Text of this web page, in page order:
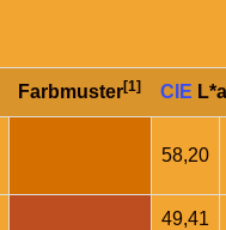
Farbmuster[1] CIE
58,20
49,41